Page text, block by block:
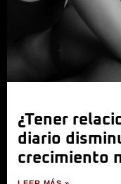
¿Tener
diario
crecimiento